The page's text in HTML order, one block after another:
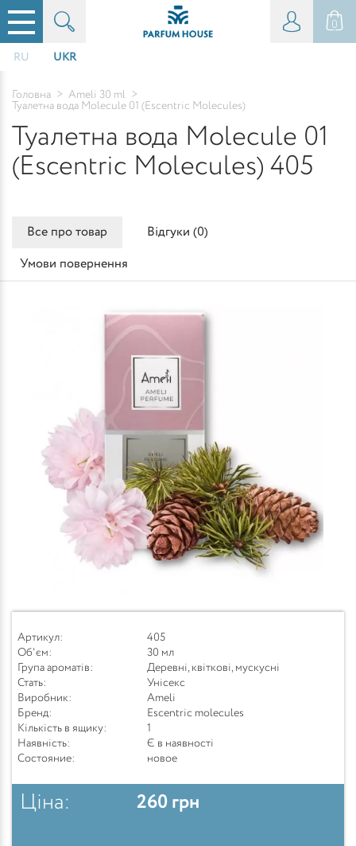
0
RU UKR
Головна > Ameli 30 ml >
Туалетна вода Molecule 01 (Escentric Molecules)
Туалетна вода Molecule 01
(Escentric Molecules) 405
Все про товар Відгуки (0)
Умови повернення
Артикул:
405
Об'єм:
30 мл
Група ароматів:
Деревні, квіткові, мускусні
Стать:
Унісекс
Виробник:
Ameli
Бренд:
Escentric molecules
Кількість в ящику:
1
Наявність:
Є в наявності
Состояние:
новое
Ціна: 260 грн